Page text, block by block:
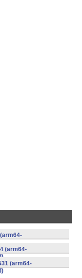
(arm64-
(arm64-